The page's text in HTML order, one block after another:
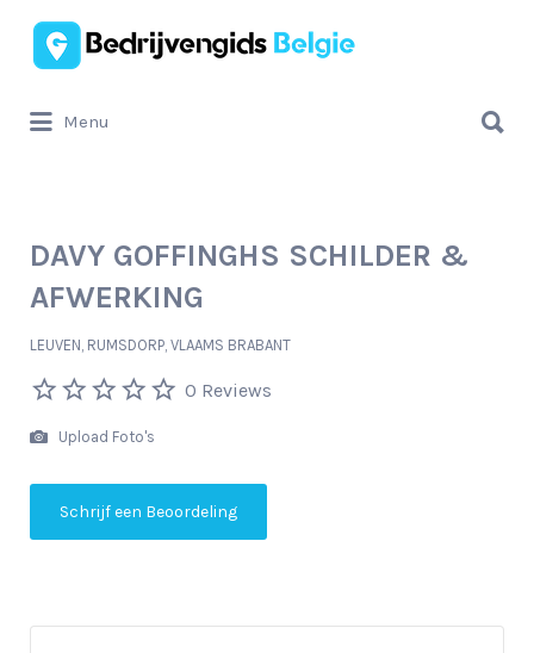
Zoek
naar:
Menu
naar:
DAVY GOFFINGHS SCHILDER &
AFWERKING
LEUVEN, RUMSDORP, VLAAMS BRABANT
0 Reviews
Upload Foto's
Schrijf een Beoordeling